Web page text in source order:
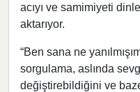
acıyı ve samimiyeti
aktarıyor.
“Ben sana ne
sorgulama, aslında
değiştirebildiğini ve